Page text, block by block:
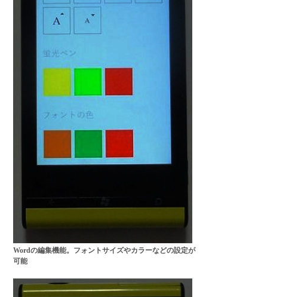
Wordの編集機能。フォントサイズやカラーなどの設定が
可能